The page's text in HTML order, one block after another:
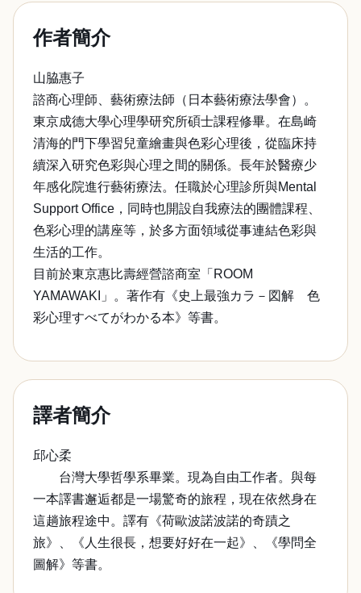
作者簡介
山脇惠子
諮商心理師、藝術療法師（日本藝術療法學會）。
東京成德大學心理學研究所碩士課程修畢。在島崎
清海的門下學習兒童繪畫與色彩心理後，從臨床持
續深入研究色彩與心理之間的關係。長年於醫療少
年感化院進行藝術療法。任職於心理診所與Mental
Support Office，同時也開設自我療法的團體課程、
色彩心理的講座等，於多方面領域從事連結色彩與
生活的工作。
目前於東京惠比壽經營諮商室「ROOM
YAMAWAKI」。著作有《史上最強カラ－図解 色
彩心理すべてがわかる本》等書。
譯者簡介
邱心柔
台灣大學哲學系畢業。現為自由工作者。與每
一本譯書邂逅都是一場驚奇的旅程，現在依然身在
這趟旅程途中。譯有《荷歐波諾波諾的奇蹟之
旅》、《人生很長，想要好好在一起》、《學問全
圖解》等書。